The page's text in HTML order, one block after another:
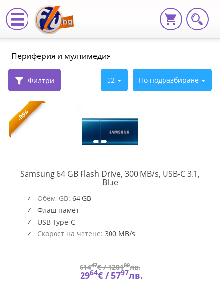
,
Периферия
и
мултимедия
|
Fly.bg
Периферия и мултимедия
Филтри По подразбиране
32
-95%
Samsung 64 GB Flash Drive, 300 MB/s, USB-C 3.1,
BlueMUF-
Обем, GB: 64 GB
Флаш памет
USB Type-C
Скорост на четене: 300 MB/s
61447€ /120180лв.
2964€ / 5797лв.